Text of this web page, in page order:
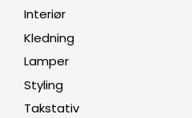
Interiør
Kledning
Lamper
Styling
Takstativ